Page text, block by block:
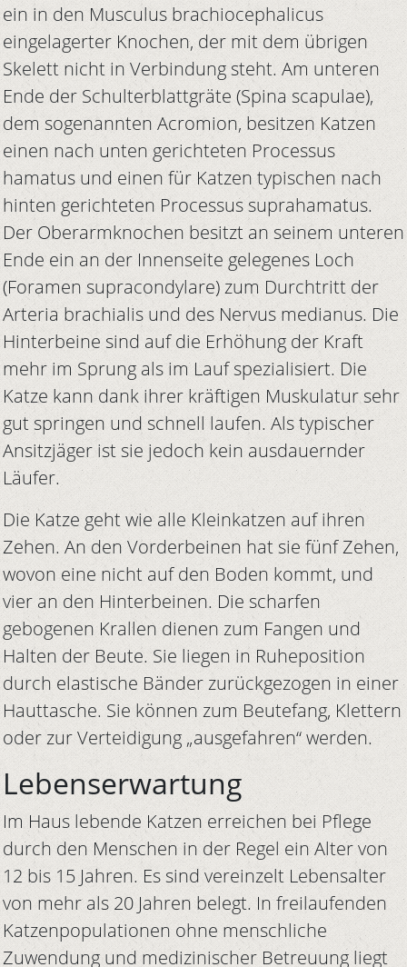
ein in den Musculus brachiocephalicus
eingelagerter Knochen, der mit dem übrigen
Skelett nicht in Verbindung steht. Am unteren
Ende der Schulterblattgräte (Spina scapulae),
dem sogenannten Acromion, besitzen Katzen
einen nach unten gerichteten Processus
hamatus und einen für Katzen typischen nach
hinten gerichteten Processus suprahamatus.
Der Oberarmknochen besitzt an seinem unteren
Ende ein an der Innenseite gelegenes Loch
(Foramen supracondylare) zum Durchtritt der
Arteria brachialis und des Nervus medianus. Die
Hinterbeine sind auf die Erhöhung der Kraft
mehr im Sprung als im Lauf spezialisiert. Die
Katze kann dank ihrer kräftigen Muskulatur sehr
gut springen und schnell laufen. Als typischer
Ansitzjäger ist sie jedoch kein ausdauernder
Läufer.
Die Katze geht wie alle Kleinkatzen auf ihren
Zehen. An den Vorderbeinen hat sie fünf Zehen,
wovon eine nicht auf den Boden kommt, und
vier an den Hinterbeinen. Die scharfen
gebogenen Krallen dienen zum Fangen und
Halten der Beute. Sie liegen in Ruheposition
durch elastische Bänder zurückgezogen in einer
Hauttasche. Sie können zum Beutefang, Klettern
oder zur Verteidigung „ausgefahren“ werden.
Lebenserwartung
Im Haus lebende Katzen erreichen bei Pflege
durch den Menschen in der Regel ein Alter von
12 bis 15 Jahren. Es sind vereinzelt Lebensalter
von mehr als 20 Jahren belegt. In freilaufenden
Katzenpopulationen ohne menschliche
Zuwendung und medizinischer Betreuung liegt